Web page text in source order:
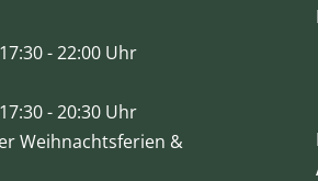
- 22:00 Uhr
- 20:30 Uhr
Weihnachtsferien &